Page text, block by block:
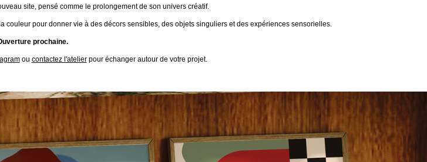
site, pensé comme le prolongement de son univers créatif.
pour donner vie à des décors sensibles, des objets singuliers et des expériences sensorielles.
prochaine.
ou contactez l'atelierpour échanger autour de votre projet.